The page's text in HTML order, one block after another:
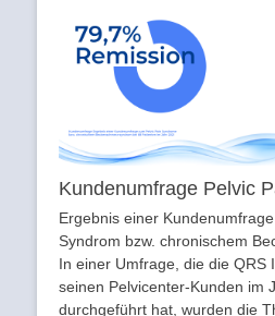
Kundenumfrage Pelvic
Ergebnis einer
Syndrom bzw. chronischem
In einer Umfrage, die die QRS
seinen Pelvicenter-Kunden im
durchgeführt hat, wurden die